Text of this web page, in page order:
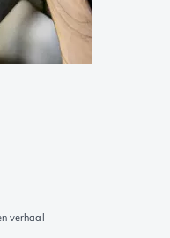
verhaal